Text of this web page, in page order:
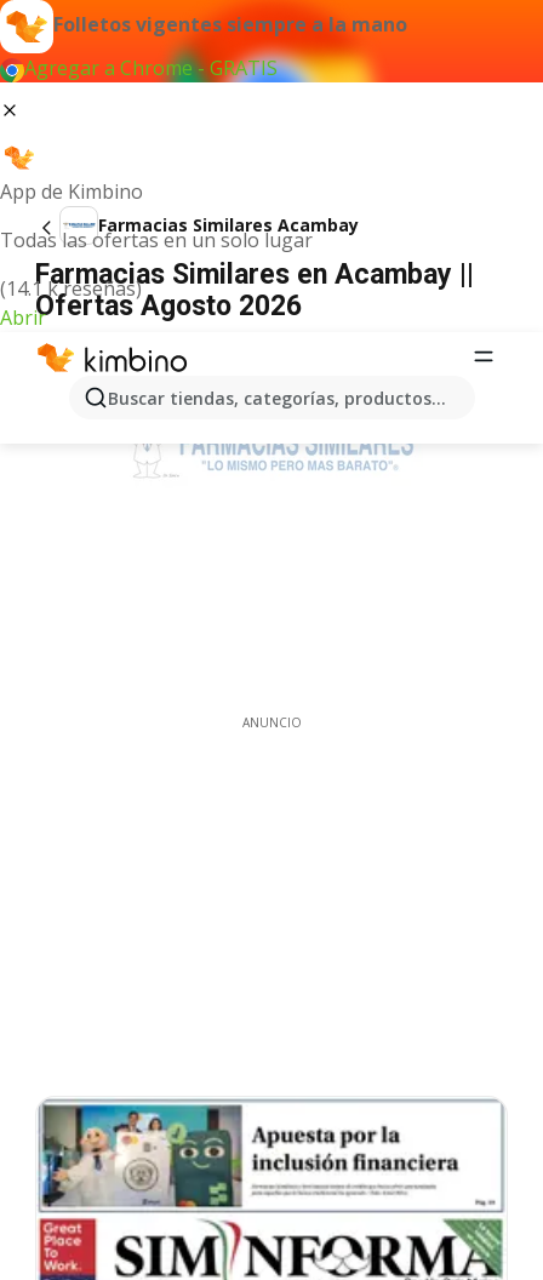
Folletos vigentes siempre a la mano
Agregar a Chrome - GRATIS
App de Kimbino
Todas las ofertas en un solo lugar
(14.1 k reseñas)
Abrir
Buscar tiendas, categorías, productos...
Farmacias Similares Acambay
Farmacias Similares en Acambay ||
Ofertas Agosto 2026
ANUNCIO